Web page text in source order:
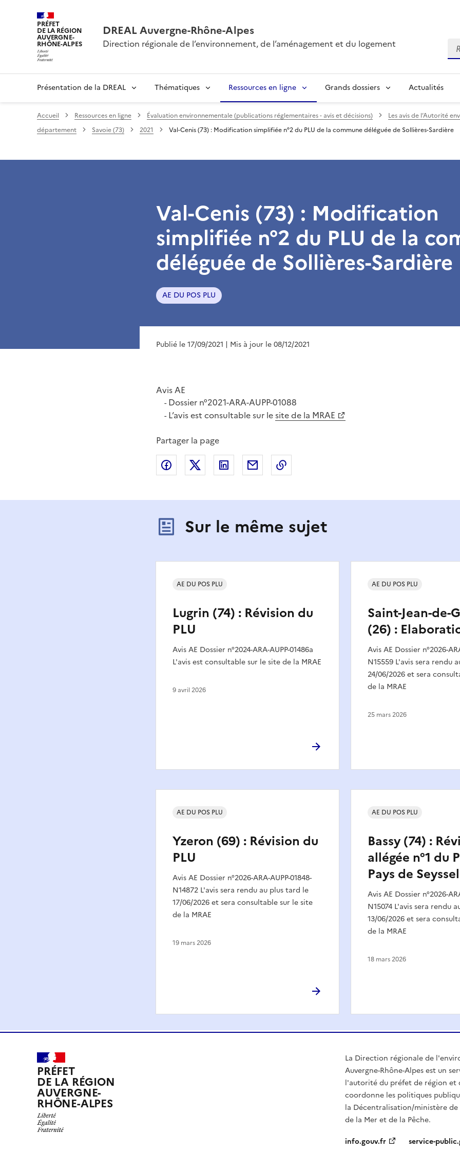
PRÉFET
DE LA RÉGION
AUVERGNE-
RHÔNE-ALPES
DREAL Auvergne-Rhône-Alpes
Direction régionale de l’environnement, de l’aménagement et du logement
Présentation de la DREAL Thématiques Ressources en ligne Grands dossiers Actualités
Accueil Ressources en ligne Évaluation environnementale (publications réglementaires - avis et décisions) Les avis de l’Autorité
département
Savoie (73) 2021 Val-Cenis (73) : Modification simplifiée n°2 du PLU de la commune déléguée de Sollières-Sardière
Val-Cenis (73) : Modification
simplifiée n°2 du PLU de la
déléguée de Sollières-Sardière
AE DU POS PLU
Publié le 17/09/2021 | Mis à jour le 08/12/2021
Avis AE
-Dossier n°2021-ARA-AUPP-01088
-L’avis est consultable sur lesite de la MRAE
Partager la page
Partager sur Facebook
Partager sur XPartager sur LinkedIn
Partager par email
Sur le même sujet
Lugrin (74) : Révision du
PLU
Avis AE Dossier n°2024-ARA-AUPP-01486a
L'avis est consultable sur le site de la MRAE
AE DU POS PLU
9 avril 2026
Saint-Jean-de-
(26) :
Avis AE Dossier n°2026-
N15559 L'avis sera rendu
24/06/2026 et sera
de la MRAE
AE DU POS PLU
25 mars 2026
Yzeron (69) : Révision du
PLU
Avis AE Dossier n°2026-ARA-AUPP-01848-
N14872 L'avis sera rendu au plus tard le
17/06/2026 et sera consultable sur le site
de la MRAE
AE DU POS PLU
19 mars 2026
Bassy (74) :
allégée n°1 du
Pays de Seyssel
Avis AE Dossier n°2026-
N15074 L'avis sera rendu
13/06/2026 et sera
de la MRAE
AE DU POS PLU
18 mars 2026
PRÉFET
DE LA RÉGION
AUVERGNE-
RHÔNE-ALPES
La Direction régionale de
Auvergne-Rhône-Alpes est un
l'autorité du préfet de région et
coordonne les politiques
la Décentralisation/ministère
de la Mer et de la Pêche.
info.gouv.fr
service-